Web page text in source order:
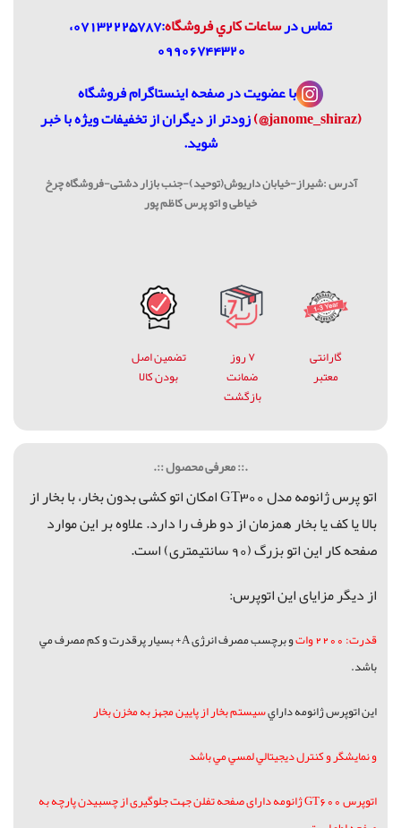
تماس درساعات كاري فروشگاه
:07132225787،
09906744320
با عضویت درصفحه اینستاگرام فروشگاه
(janome_shiraz@)
زودتر از دیگران از تخفیفات ویژه با خبر
شوید.
آدرس :شیراز-خیابان داریوش(توحید)-جنب بازار دشتی-فروشگاه چرخ
خیاطی و اتو پرس کاظم پور
گارانتی
معتبر
۷ روز
ضمانت
بازگشت
تضمین اصل
بودن کالا
.:: معرفی محصول ::.
اتو پرس ژانومه مدل GT300 امکان اتو کشی بدون بخار، با بخار از
بالا یا کف یا بخار همزمان از دو طرف را دارد. علاوه بر این موارد
صفحه کار این اتو بزرگ (90 سانتیمتری) است.
از دیگر مزایای این اتوپرس:
قدرت: 2200 وات
و برچسب مصرف انرژی A+ بسيار پرقدرت و كم مصرف مي
باشد.
اين اتوپرس ژانومه دارايسیستم بخار از پایین مجهز به مخزن بخار
و نمایشگر و کنترل دیجیتالي لمسي مي باشد
اتوپرس GT600 ژانومه دارای صفحه تفلن جهت جلوگیری از چسبیدن پارچه به